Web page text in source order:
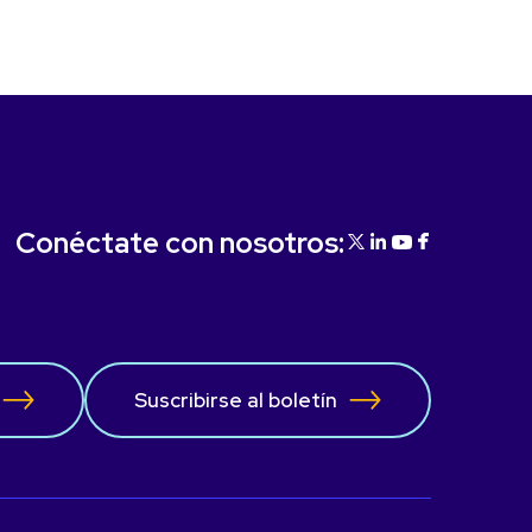
Suscribirse al boletín
Conéctate con nosotros: